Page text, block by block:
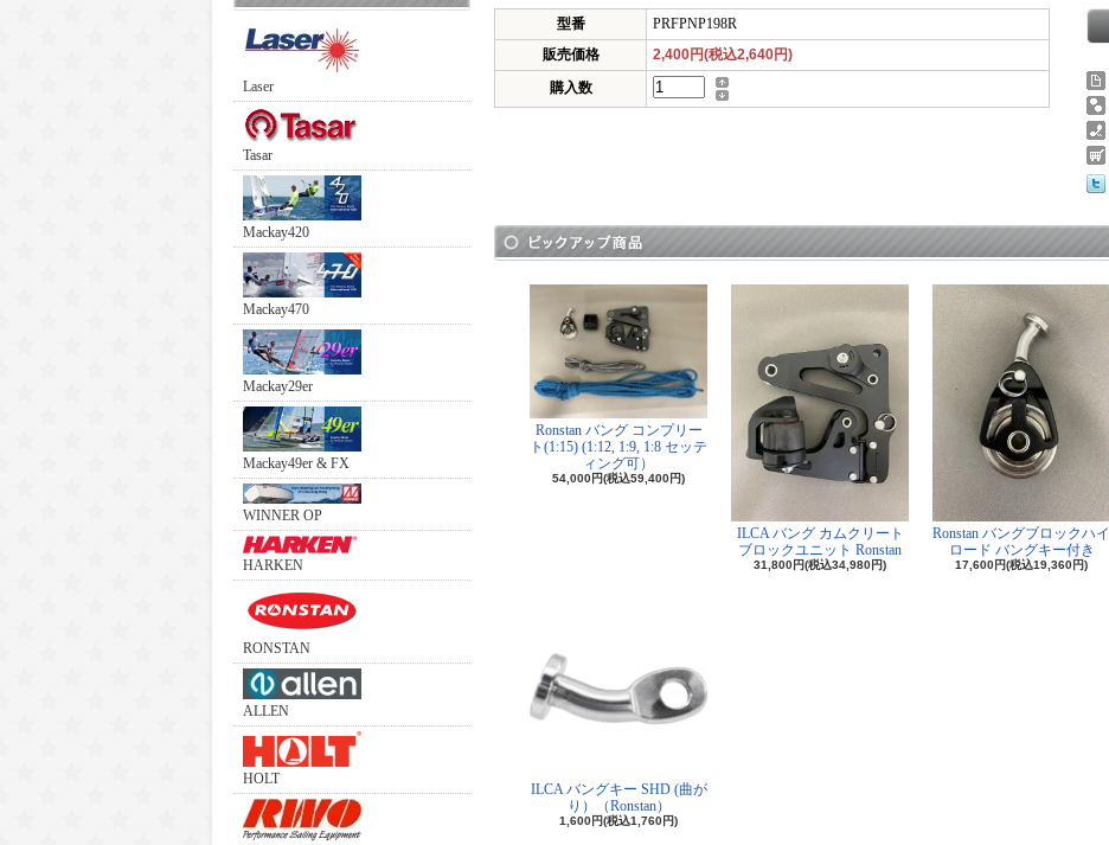
Laser
Tasar
Mackay420
Mackay470
Mackay29er
Mackay49er & FX
WINNER OP
HARKEN
RONSTAN
ALLEN
HOLT
型番
PRFPNP198R
販売価格
2,400円(税込2,640円)
購入数
Ronstan バング コンプリー
ト(1:15) (1:12, 1:9, 1:8 セッテ
ィング可）
54,000円(税込59,400円)
ILCA バング カムクリート
ブロックユニット Ronstan
31,800円(税込34,980円)
Ronstan バングブロックハイ
ロード バングキー付き
17,600円(税込19,360円)
ILCA バングキー SHD (曲が
り）（Ronstan）
1,600円(税込1,760円)